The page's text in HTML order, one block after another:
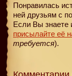
Понравилась
ней друзьям с
Если Вы знаете
присылайте её
требуется).